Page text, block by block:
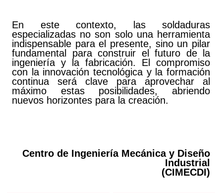
En este contexto, las soldaduras
especializadas no son solo una herramienta
indispensable para el presente, sino un pilar
fundamental para construir el futuro de la
ingeniería y la fabricación. El compromiso
con la innovación tecnológica y la formación
continua será clave para aprovechar al
máximo estas posibilidades, abriendo
nuevos horizontes para la creación.
Centro de Ingeniería Mecánica y Diseño
Industrial
(CIMECDI)